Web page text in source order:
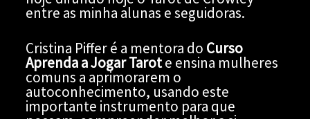
entre as minha alunas e seguidoras.
Cristina Piffer é a mentora do Curso
Aprenda a Jogar Tarote ensina mulheres
comuns a aprimorarem o
autoconhecimento, usando este
importante instrumento para que